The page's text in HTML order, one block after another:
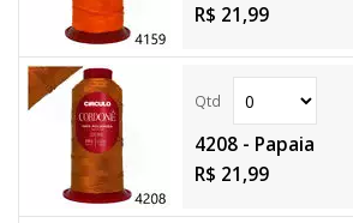
R$ 21,99
4208 - Papaia
R$ 21,99